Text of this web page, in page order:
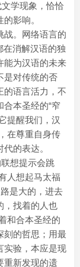
学现象，恰恰
影响。
战。网络语言的
在消解汉语的独
能为汉语的未来
是对传统的否
的语言活力，不
本圣经的“窄
提醒我们，汉
在尊重自身传
的表达。
想提示会跳
人想起马太福
是大的，进去
，找着的人也
和合本圣经的
的哲思；用最
实验，本应是现
重新发现的遗